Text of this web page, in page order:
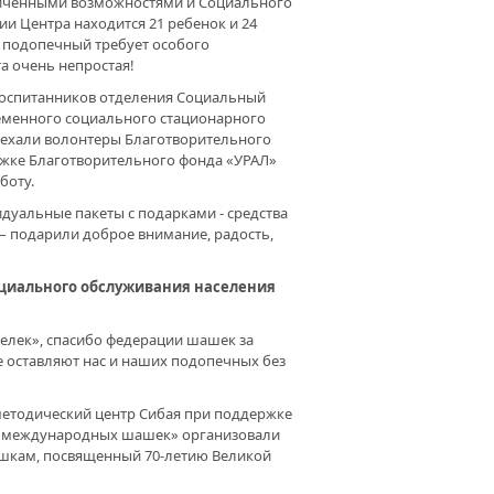
ЖИЗНИ. ИНОГДА
– ЗНАЧИТ СПАСТИ
СЦИНТИГРАФИИ:
II. КЛИНИКА БГМУ
ЛЕЧЕНИЯ
ИЗЛЕЧИ́М.
ФОНД
РЕСПУБЛИКИ
Центра находится 21 ребенок и 24
требует особого
очень непростая!
отделения Социальный
социального стационарного
волонтеры Благотворительного
Благотворительного фонда «УРАЛ»
пакеты с подарками - средства
подарили доброе внимание, радость,
обслуживания населения
спасибо федерации шашек за
нас и наших подопечных без
центр Сибая при поддержке
шашек» организовали
посвященный 70-летию Великой